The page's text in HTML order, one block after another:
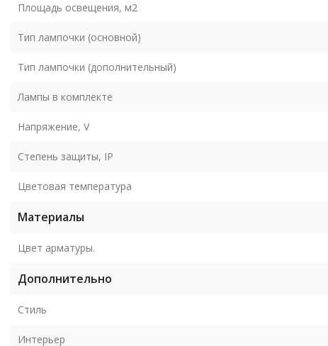
Площадь освещения, м2
Тип лампочки (основной)
Тип лампочки (дополнительный)
Лампы в комплекте
Напряжение, V
Степень защиты, IP
Цветовая температура
Материалы
Цвет арматуры.
Дополнительно
Стиль
Интерьер